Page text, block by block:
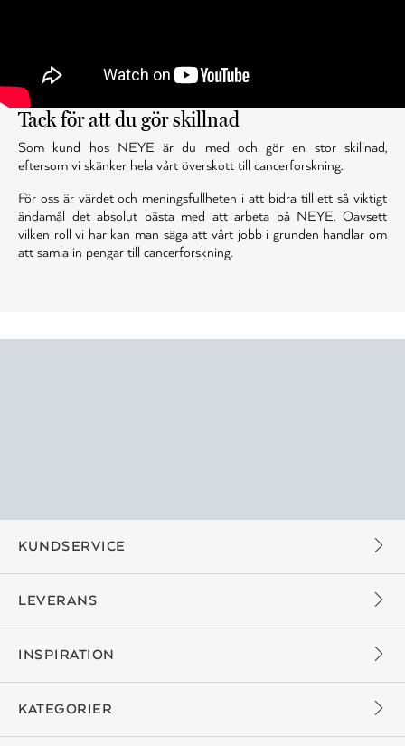
Tack för att du gör skillnad
Som kund hos NEYE är du med och gör en stor skillnad,
eftersom vi skänker hela vårt överskott till cancerforskning.
För oss är värdet och meningsfullheten i att bidra till ett så viktigt
ändamål det absolut bästa med att arbeta på NEYE. Oavsett
vilken roll vi har kan man säga att vårt jobb i grunden handlar om
att samla in pengar till cancerforskning.
KUNDSERVICE
LEVERANS
INSPIRATION
KATEGORIER